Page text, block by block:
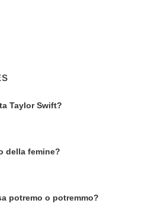
Taylor Swift?
della femine?
potremo o potremmo?